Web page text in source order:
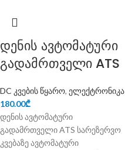
დენის ავტომატური
გადამრთველი ATS
DC კვების წყარო, ელექტრონიკა
180.00₾
დენის ავტომატური
გადამრთველი ATS სარეზერვო
კვებაზე ავტომატური